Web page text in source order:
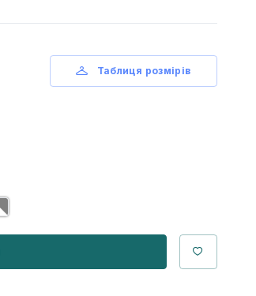
Таблиця розмірів